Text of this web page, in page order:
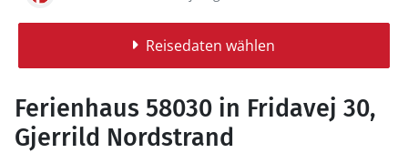
Reisedaten wählen
Ferienhaus 58030 in Fridavej 30,
Gjerrild Nordstrand